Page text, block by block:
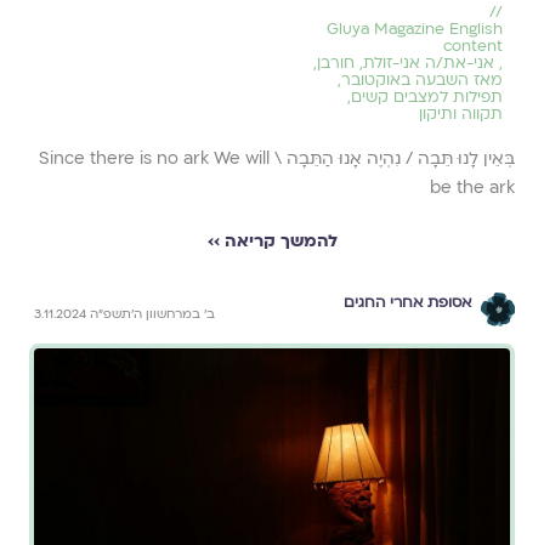
//
Gluya Magazine English
content
, אני-את/ה אני-זולת, חורבן,
מאז השבעה באוקטובר,
תפילות למצבים קשים,
תקווה ותיקון
בְּאֵין לָנוּ תֵּבָה / נִהְיֶה אָנוּ הַתֵּבָה \ Since there is no ark We will
be the ark
להמשך קריאה ››
אסופת אחרי החגים
ב׳ במרחשוון ה׳תשפ״ה 3.11.2024